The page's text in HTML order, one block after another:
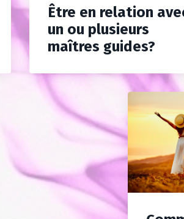
Être en relation
un ou plusieurs
maîtres guides?